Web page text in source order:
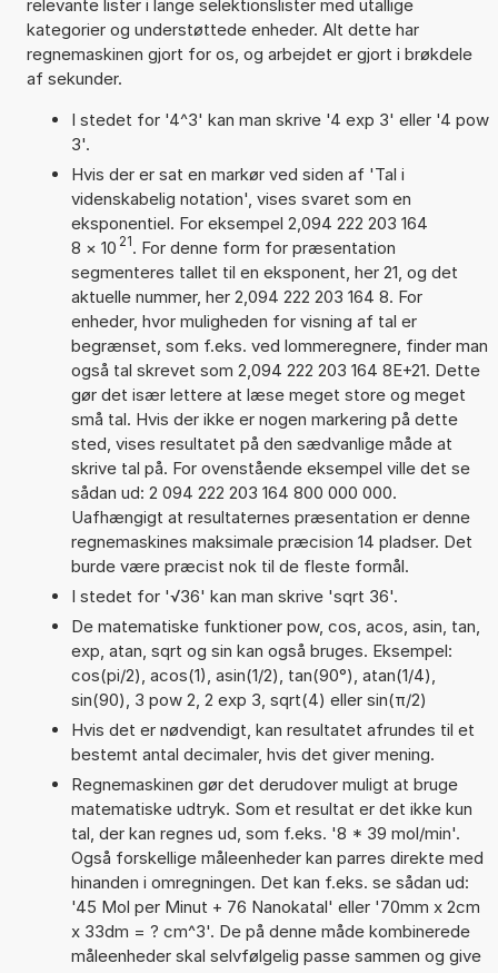
relevante lister i lange selektionslister med utallige
kategorier og understøttede enheder. Alt dette har
regnemaskinen gjort for os, og arbejdet er gjort i brøkdele
af sekunder.
I stedet for '4^3' kan man skrive '4 exp 3' eller '4 pow
3'.
Hvis der er sat en markør ved siden af 'Tal i
videnskabelig notation', vises svaret som en
eksponentiel. For eksempel 2,094 222 203 164
8 × 10 21. For denne form for præsentation
segmenteres tallet til en eksponent, her 21, og det
aktuelle nummer, her 2,094 222 203 164 8. For
enheder, hvor muligheden for visning af tal er
begrænset, som f.eks. ved lommeregnere, finder man
også tal skrevet som 2,094 222 203 164 8E+21. Dette
gør det især lettere at læse meget store og meget
små tal. Hvis der ikke er nogen markering på dette
sted, vises resultatet på den sædvanlige måde at
skrive tal på. For ovenstående eksempel ville det se
sådan ud: 2 094 222 203 164 800 000 000.
Uafhængigt at resultaternes præsentation er denne
regnemaskines maksimale præcision 14 pladser. Det
burde være præcist nok til de fleste formål.
I stedet for '√36' kan man skrive 'sqrt 36'.
De matematiske funktioner pow, cos, acos, asin, tan,
exp, atan, sqrt og sin kan også bruges. Eksempel:
cos(pi/2), acos(1), asin(1/2), tan(90°), atan(1/4),
sin(90), 3 pow 2, 2 exp 3, sqrt(4) eller sin(π/2)
Hvis det er nødvendigt, kan resultatet afrundes til et
bestemt antal decimaler, hvis det giver mening.
Regnemaskinen gør det derudover muligt at bruge
matematiske udtryk. Som et resultat er det ikke kun
tal, der kan regnes ud, som f.eks. '8 * 39 mol/min'.
Også forskellige måleenheder kan parres direkte med
hinanden i omregningen. Det kan f.eks. se sådan ud:
'45 Mol per Minut + 76 Nanokatal' eller '70mm x 2cm
x 33dm = ? cm^3'. De på denne måde kombinerede
måleenheder skal selvfølgelig passe sammen og give